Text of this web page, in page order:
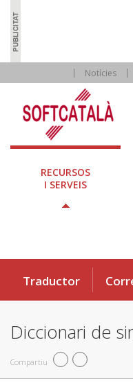
Notícies
RECURSOS
I SERVEIS
Traductor
Diccionari de
Compartiu